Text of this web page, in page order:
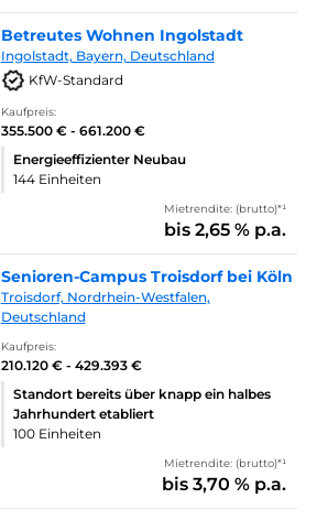
Betreutes Wohnen Ingolstadt
Ingolstadt, Bayern, Deutschland
KfW-Standard
Kaufpreis:
355.500 € - 661.200 €
Energieeffizienter Neubau
144 Einheiten
Mietrendite: (brutto)*¹
bis 2,65 % p.a.
Senioren-Campus Troisdorf bei Köln
Troisdorf, Nordrhein-Westfalen,
Deutschland
Kaufpreis:
210.120 € - 429.393 €
Standort bereits über knapp ein halbes
Jahrhundert etabliert
100 Einheiten
Mietrendite: (brutto)*¹
bis 3,70 % p.a.